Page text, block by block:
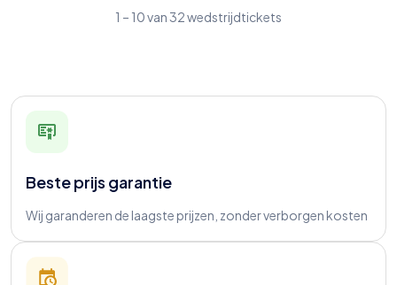
1 – 10van32wedstrijdtickets
Beste prijs garantie
Wij garanderen de laagste prijzen, zonder verborgen kosten